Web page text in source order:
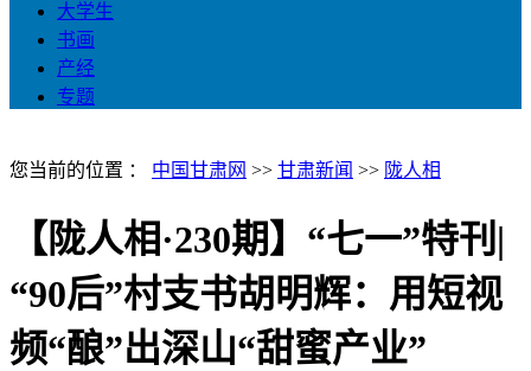
大学生
书画
产经
专题
您当前的位置 ： 中国甘肃网 >> 甘肃新闻 >> 陇人相
【陇人相·230期】“七一”特刊|
“90后”村支书胡明辉：用短视
频“酿”出深山“甜蜜产业”